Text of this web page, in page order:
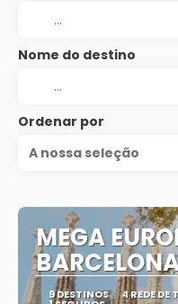
Nome do destino
Ordenar por
A nossa seleção
MEGA
9 DESTINOS 4 REDE DE